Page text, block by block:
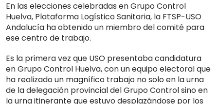
En las elecciones celebradas en Grupo Control
Huelva, Plataforma Logístico Sanitaria, la FTSP-USO
Andalucía ha obtenido un miembro del comité para
ese centro de trabajo.
Es la primera vez que USO presentaba candidatura
en Grupo Control Huelva, con un equipo electoral que
ha realizado un magnífico trabajo no solo en la urna
de la delegación provincial del Grupo Control sino en
la urna itinerante que estuvo desplazándose por los